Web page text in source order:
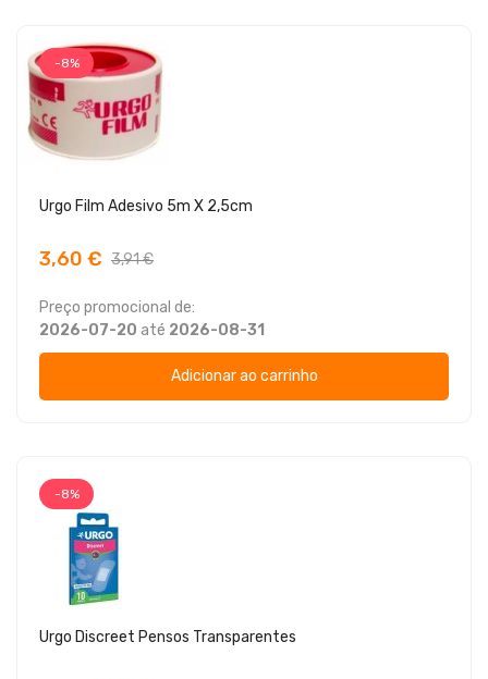
-8%
Urgo Film Adesivo 5m X 2,5cm
3,60 € 3,91 €
Preço promocional de:
2026-07-20 até 2026-08-31
Adicionar ao carrinho
-8%
Urgo Discreet Pensos Transparentes